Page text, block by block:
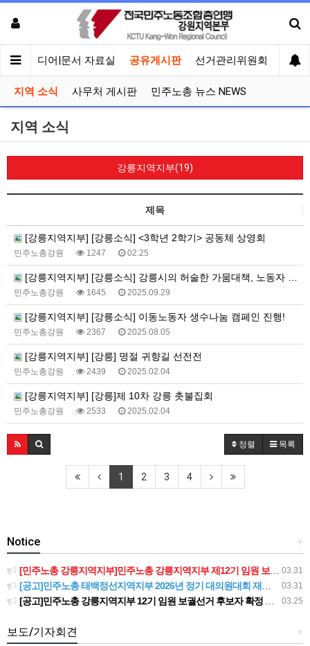
견 미디어|문서 자료실 공유게시판 선거관리위원회
지역 소식 사무처 게시판 민주노총 뉴스 NEWS
지역 소식
강릉지역지부(19)
제목
[강릉지역지부] [강릉소식] <3학년 2학기> 공동체 상영회
민주노총강원 1247 02.25
[강릉지역지부] [강릉소식] 강릉시의 허술한 가뭄대책, 노동자 보호‘구멍’ 운영중단 사업장 노동자 보호대책 촉구 기자회견 개최
민주노총강원 1645 2025.09.29
[강릉지역지부] [강릉소식] 이동노동자 생수나눔 캠페인 진행!
민주노총강원 2367 2025.08.05
[강릉지역지부] [강릉] 명절 귀향길 선전전
민주노총강원 2439 2025.02.04
[강릉지역지부] [강릉]제 10차 강릉 촛불집회
민주노총강원 2533 2025.02.04
정렬 목록
1 2 3 4
+
Notice
03.31
[민주노총 강릉지역지부]민주노총 강릉지역지부 제12기 임원 보궐선거결과 공고
03.31
[공고]민주노총 태백정선지역지부 2026년 정기 대의원대회 재소집 건
03.25
[공고]민주노총 강릉지역지부 12기 임원 보궐선거 후보자 확정 공고
+
보도/기자회견